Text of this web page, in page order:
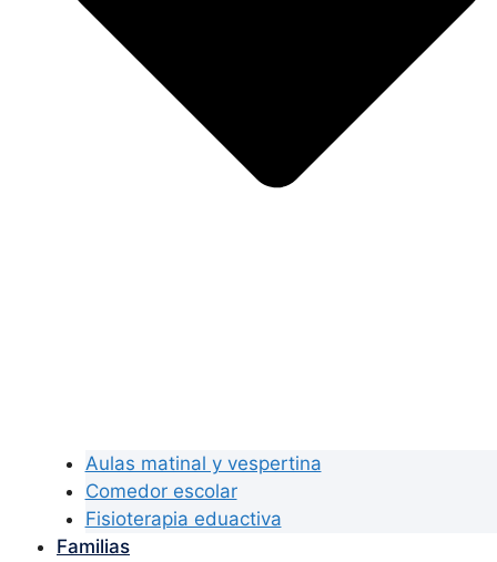
Aulas matinal y vespertina
Comedor escolar
Fisioterapia eduactiva
Familias